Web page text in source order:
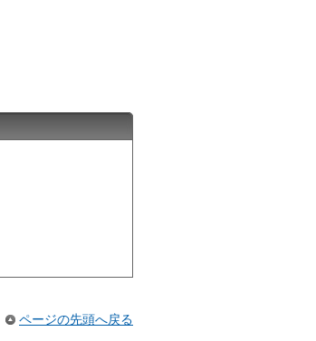
ページの先頭へ戻る